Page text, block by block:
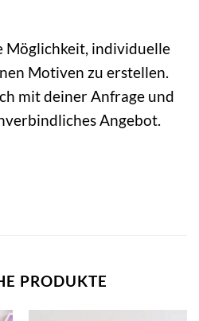
Möglichkeit, individuelle
Motiven zu erstellen.
mit deiner Anfrage und
Angebot.
PRODUKTE